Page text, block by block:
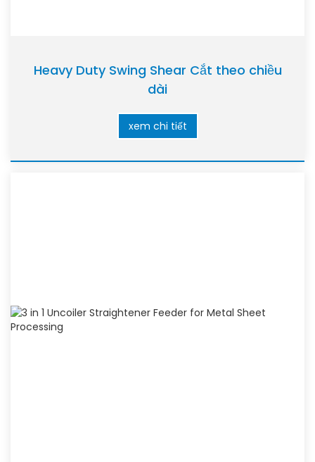
Heavy Duty Swing Shear Cắt theo chiều
dài
xem chi tiết